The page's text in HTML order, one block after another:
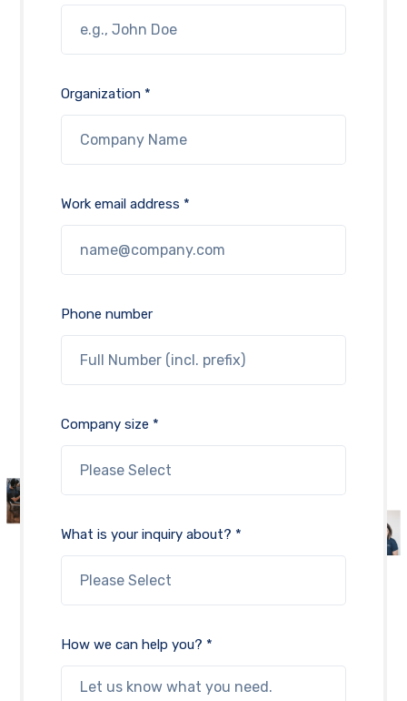
Organization *
Work email address *
Phone number
Company size *
What is your inquiry about? *
How we can help you? *